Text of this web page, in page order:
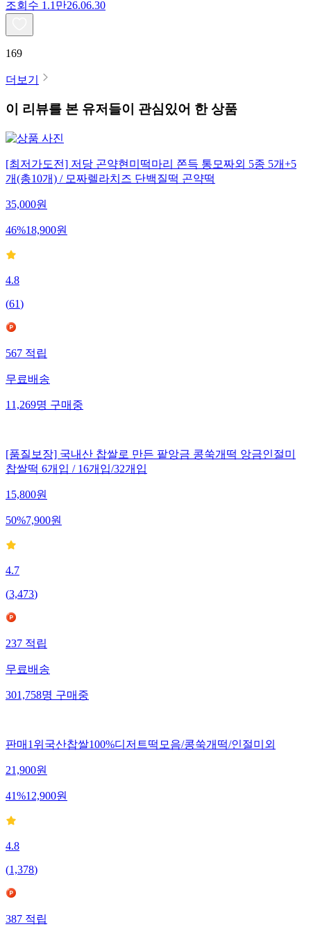
조회수 1.1만26.06.30
169
더보기
이 리뷰를 본 유저들이 관심있어 한 상품
[최저가도전] 저당 곤약현미떡마리 쫀득 통모짜외 5종 5개+5
개(총10개) / 모짜렐라치즈 단백질떡 곤약떡
35,000원
46%18,900원
4.8
(61)
567 적립
무료배송
11,269명 구매중
[품질보장] 국내산 찹쌀로 만든 팥앙금 콩쑥개떡 앙금인절미
찹쌀떡 6개입 / 16개입/32개입
15,800원
50%7,900원
4.7
(3,473)
237 적립
무료배송
301,758명 구매중
판매1위국산찹쌀100%디저트떡모음/콩쑥개떡/인절미외
21,900원
41%12,900원
4.8
(1,378)
387 적립